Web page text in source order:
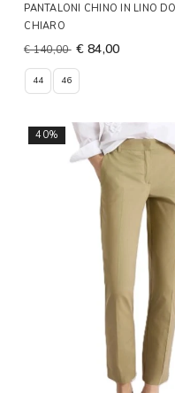
PANTALONI CHINO IN LINO
CHIARO
€ 140,00 € 84,00
44 46
40%